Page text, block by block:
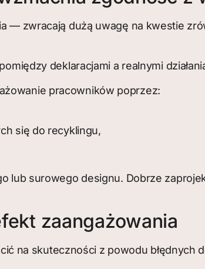
— zwracają dużą uwagę na kwestie
deklaracjami a realnymi
pracowników poprzez:
się do recyklingu,
lub surowego designu. Dobrze
zaangażowania
na skuteczności z powodu błędnych